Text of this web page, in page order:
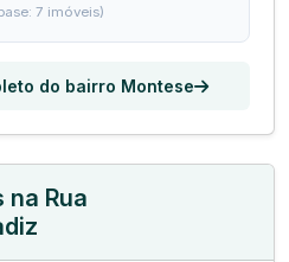
7 imóveis)
do bairro Montese
na Rua